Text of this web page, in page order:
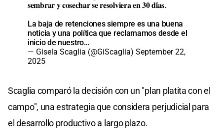
𝐬𝐞𝐦𝐛𝐫𝐚𝐫 𝐲 𝐜𝐨𝐬𝐞𝐜𝐡𝐚𝐫 𝐬𝐞 𝐫𝐞𝐬𝐨𝐥𝐯𝐢𝐞𝐫𝐚 𝐞𝐧 𝟑𝟎 𝐝𝐢́𝐚𝐬.
La baja de retenciones siempre es una buena
noticia y una política que reclamamos desde el
inicio de nuestro…
— Gisela Scaglia (@GiScaglia) September 22,
2025
Scaglia comparó la decisión con un "plan platita con el
campo", una estrategia que considera perjudicial para
el desarrollo productivo a largo plazo.